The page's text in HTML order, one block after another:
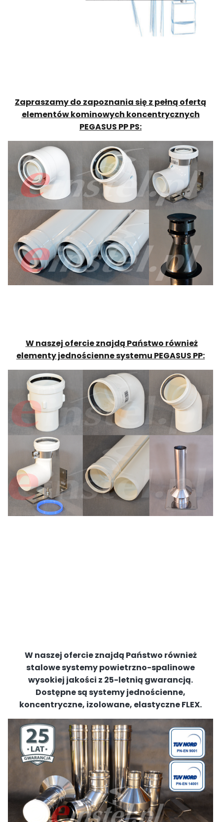
Zapraszamy do zapoznania się z pełną ofertą
elementów kominowych koncentrycznych
PEGASUS PP PS:
W naszej ofercie znajdą Państwo również
elementy jednościenne systemu PEGASUS PP:
W naszej ofercie znajdą Państwo również
stalowe systemy powietrzno-spalinowe
wysokiej jakości z 25-letnią gwarancją.
Dostępne są systemy jednościenne,
koncentryczne, izolowane, elastyczne FLEX.